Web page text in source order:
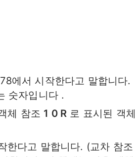
에서 시작한다고 말합니다.
숫자입니다 .
체 참조 1 0 R 로 표시된 객체
한다고 말합니다. (교차 참조